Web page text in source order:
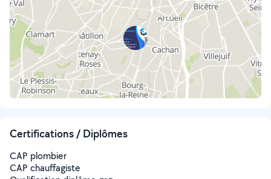
Certifications / Diplômes
CAP plombier
CAP chauffagiste